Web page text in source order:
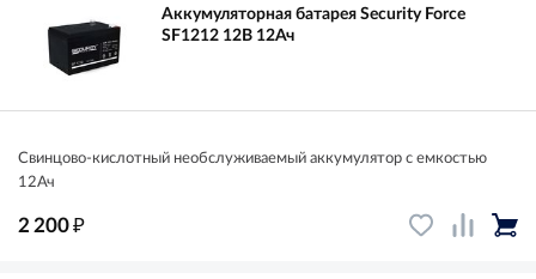
Аккумуляторная батарея Security Force
SF1212 12В 12Ач
Свинцово-кислотный необслуживаемый аккумулятор с емкостью
12Ач
2 200₽